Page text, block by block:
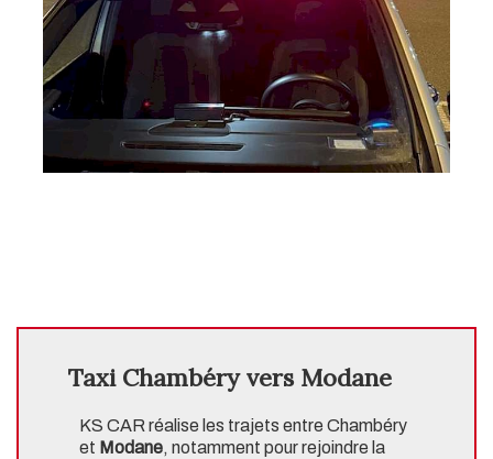
Taxi Chambéry vers Modane
KS CAR réalise les trajets entre Chambéry
et Modane, notamment pour rejoindre la